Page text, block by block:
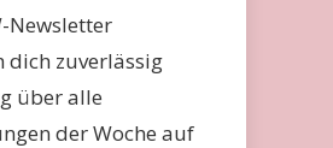
Newsletter
dich zuverlässig
über alle
der Woche auf